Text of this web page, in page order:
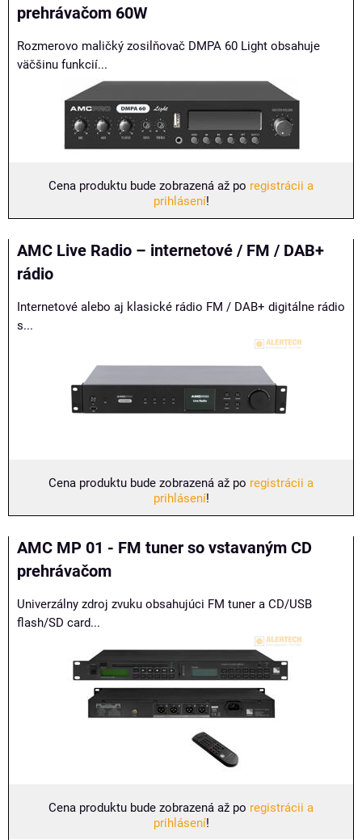
prehrávačom 60W
Rozmerovo maličký zosilňovač DMPA 60 Light obsahuje
väčšinu funkcií...
Cena produktu bude zobrazená až po registrácii a
prihlásení!
AMC Live Radio – internetové / FM / DAB+
rádio
Internetové alebo aj klasické rádio FM / DAB+ digitálne rádio
s...
Cena produktu bude zobrazená až po registrácii a
prihlásení!
AMC MP 01 - FM tuner so vstavaným CD
prehrávačom
Univerzálny zdroj zvuku obsahujúci FM tuner a CD/USB
flash/SD card...
Cena produktu bude zobrazená až po registrácii a
prihlásení!